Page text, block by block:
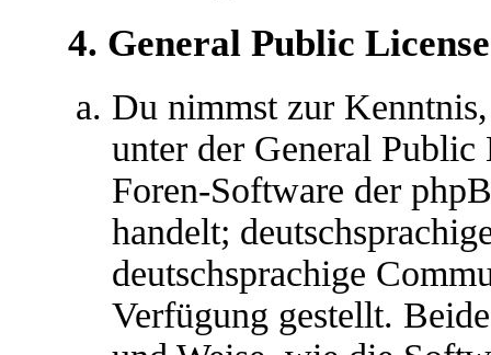
4. General Public License
Du nimmst zur
unter der General
Foren-Software der
handelt;
deutschsprachige
Verfügung gestellt.